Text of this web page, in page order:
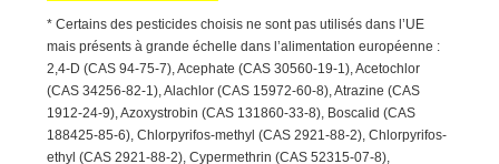
* Certains des pesticides choisis ne sont pas utilisés dans l’UE
mais présents à grande échelle dans l’alimentation européenne :
2,4-D (CAS 94-75-7), Acephate (CAS 30560-19-1), Acetochlor
(CAS 34256-82-1), Alachlor (CAS 15972-60-8), Atrazine (CAS
1912-24-9), Azoxystrobin (CAS 131860-33-8), Boscalid (CAS
188425-85-6), Chlorpyrifos-methyl (CAS 2921-88-2), Chlorpyrifos-
ethyl (CAS 2921-88-2), Cypermethrin (CAS 52315-07-8),